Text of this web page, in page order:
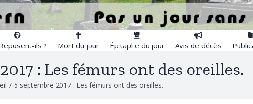
ils ? Mort du jour Épitaphe du jour Avis de décès
: Les fémurs ont des oreilles.
/ 6 septembre 2017 : Les fémurs ont des oreilles.